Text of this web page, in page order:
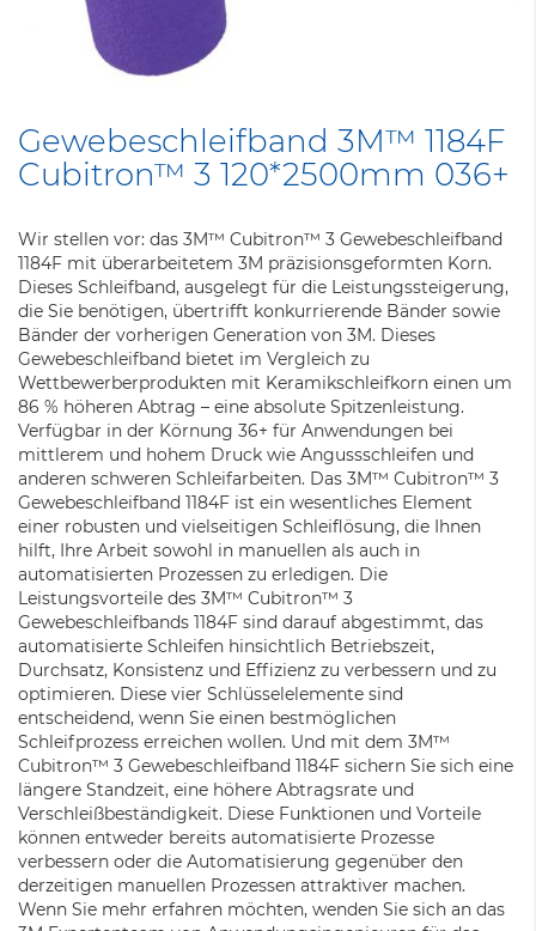
der
Bildergalerie
Gewebeschleifband 3M™ 1184F
Cubitron™ 3 120*2500mm 036+
Wir stellen vor: das 3M™ Cubitron™ 3 Gewebeschleifband
1184F mit überarbeitetem 3M präzisionsgeformten Korn.
Dieses Schleifband, ausgelegt für die Leistungssteigerung,
die Sie benötigen, übertrifft konkurrierende Bänder sowie
Bänder der vorherigen Generation von 3M. Dieses
Gewebeschleifband bietet im Vergleich zu
Wettbewerberprodukten mit Keramikschleifkorn einen um
86 % höheren Abtrag – eine absolute Spitzenleistung.
Verfügbar in der Körnung 36+ für Anwendungen bei
mittlerem und hohem Druck wie Angussschleifen und
anderen schweren Schleifarbeiten. Das 3M™ Cubitron™ 3
Gewebeschleifband 1184F ist ein wesentliches Element
einer robusten und vielseitigen Schleiflösung, die Ihnen
hilft, Ihre Arbeit sowohl in manuellen als auch in
automatisierten Prozessen zu erledigen. Die
Leistungsvorteile des 3M™ Cubitron™ 3
Gewebeschleifbands 1184F sind darauf abgestimmt, das
automatisierte Schleifen hinsichtlich Betriebszeit,
Durchsatz, Konsistenz und Effizienz zu verbessern und zu
optimieren. Diese vier Schlüsselelemente sind
entscheidend, wenn Sie einen bestmöglichen
Schleifprozess erreichen wollen. Und mit dem 3M™
Cubitron™ 3 Gewebeschleifband 1184F sichern Sie sich eine
längere Standzeit, eine höhere Abtragsrate und
Verschleißbeständigkeit. Diese Funktionen und Vorteile
können entweder bereits automatisierte Prozesse
verbessern oder die Automatisierung gegenüber den
derzeitigen manuellen Prozessen attraktiver machen.
Wenn Sie mehr erfahren möchten, wenden Sie sich an das